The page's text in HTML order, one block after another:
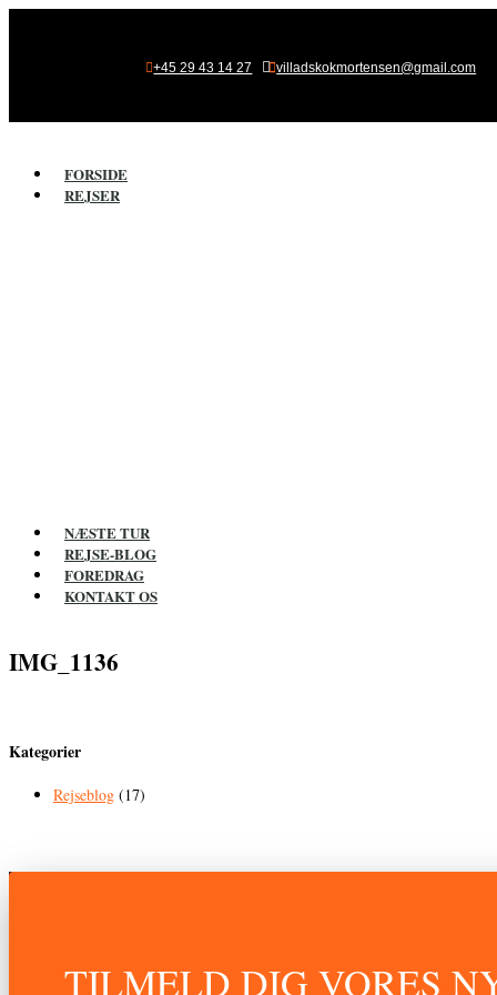
+45 29 43 14 27  villadskokmortensen@gmail.com
FORSIDE
REJSER
NÆSTE TUR
REJSE-BLOG
FOREDRAG
KONTAKT OS
IMG_1136
Kategorier
Rejseblog (17)
TILMELD DIG VORES